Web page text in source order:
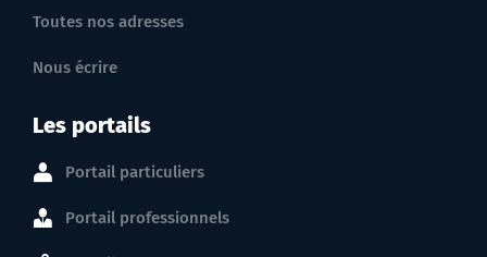
Toutes nos adresses
Nous écrire
Les portails
Portail particuliers
Portail professionnels